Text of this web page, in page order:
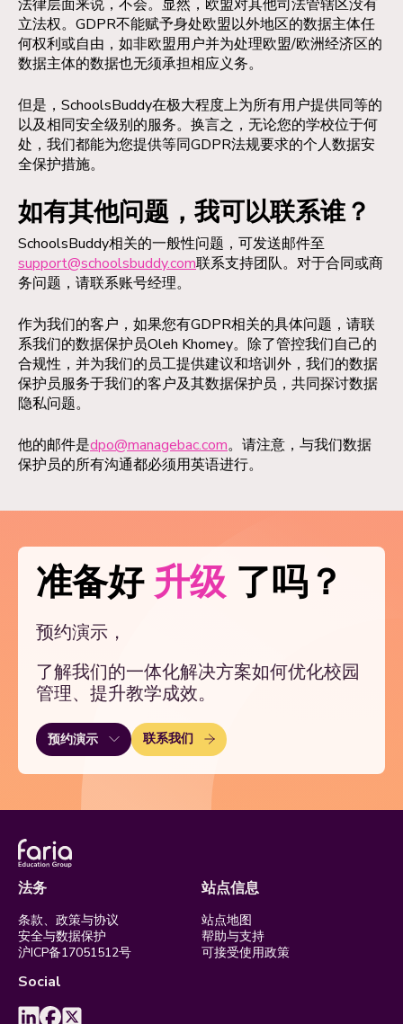
法律层面来说，不会。显然，欧盟对其他司法管辖区没有
立法权。GDPR不能赋予身处欧盟以外地区的数据主体任
何权利或自由，如非欧盟用户并为处理欧盟/欧洲经济区的
数据主体的数据也无须承担相应义务。
但是，SchoolsBuddy在极大程度上为所有用户提供同等的
以及相同安全级别的服务。换言之，无论您的学校位于何
处，我们都能为您提供等同GDPR法规要求的个人数据安
全保护措施。
如有其他问题，我可以联系谁？
SchoolsBuddy相关的一般性问题，可发送邮件至
support@schoolsbuddy.com联系支持团队。对于合同或商
务问题，请联系账号经理。
作为我们的客户，如果您有GDPR相关的具体问题，请联
系我们的数据保护员Oleh Khomey。除了管控我们自己的
合规性，并为我们的员工提供建议和培训外，我们的数据
保护员服务于我们的客户及其数据保护员，共同探讨数据
隐私问题。
他的邮件是dpo@managebac.com。请注意，与我们数据
保护员的所有沟通都必须用英语进行。
准备好升级了吗？
预约演示，
了解我们的一体化解决方案如何优化校园
管理、提升教学成效。
预约演示 联系我们
法务
条款、政策与协议
安全与数据保护
沪ICP备17051512号
站点信息
站点地图
帮助与支持
可接受使用政策
Social